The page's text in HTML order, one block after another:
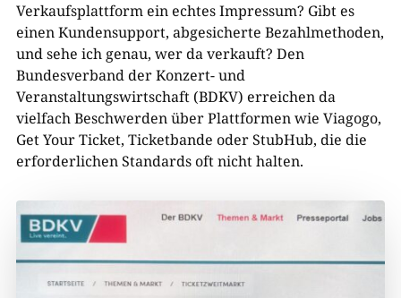
Verkaufsplattform ein echtes Impressum? Gibt es
einen Kundensupport, abgesicherte Bezahlmethoden,
und sehe ich genau, wer da verkauft? Den
Bundesverband der Konzert- und
Veranstaltungswirtschaft (BDKV) erreichen da
vielfach Beschwerden über Plattformen wie Viagogo,
Get Your Ticket, Ticketbande oder StubHub, die die
erforderlichen Standards oft nicht halten.